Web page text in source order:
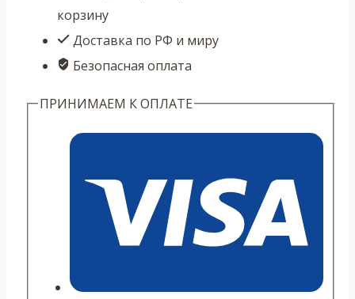
корзину
Доставка по РФ и миру
Безопасная оплата
ПРИНИМАЕМ К ОПЛАТЕ